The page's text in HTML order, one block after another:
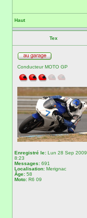
Haut
Tex
Conducteur MOTO GP
Enregistré le: Lun 28 Sep 2009,
8:23
Messages: 691
Localisation: Merignac
Âge: 58
Moto: R6 09